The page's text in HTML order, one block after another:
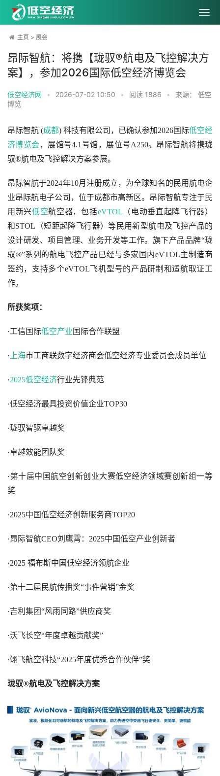
主页 > 展会
昂际智航：将携【珑驭®航电及飞控解决方
案】，参加2026国际低空经济博览会
低空经济网 • 2026-07-02 10:50 • 阅读 1886 •
来源： 低空
博览
昂际智航 (成都) 科技有限公司，已确认参加2026国际低空经
济博览会，展馆号4.1号馆，展位号A250。昂际智航将携珑
驭®航电及飞控解决方案参展。
昂际智航于2024年10月注册成立，为全球知名的民用航电企
业昂际航电子公司，位于成都市高新区。昂际智航专注于民
用新兴低空航空器，包括eVTOL （电动垂直起降飞行器）
和STOL（短距起降飞行器）等民用新型航电及飞控产品的
设计研发、项目管理、业务开发等工作。旗下产品品牌“珑
驭®”系列的航电飞控产品已经与多家国内eVTOL主制造商
签约，支持多个eVTOL飞机型号的产品研制和适航取证工
作。
所获奖项：
·工信国际低空产业 国际合作联盟
· 上海市工商联数字经济商会低空经济专业委员会成员单位
·2025低空经济行业先锋典范
·低空经济最具投资价值企业TOP30
·珑驭智驱卓越奖
·卓越效能团队奖
·第十届中国航空创新创业大赛低空经济领域赛创新组一等
奖
·2025中国低空经济创新服务商TOP20
·昂际智航CEO刘鹰霄：2025中国低空产业创新者
·2025 福布斯中国低空经济领航企业
·第十二届民航传播奖“事件营销”金奖
·吉利集团“风雨同路”供应商奖
·沃飞长空“年度卓越贡献奖”
·翊飞航空科技“2025年度优秀合作伙伴”奖
珑驭®航电及飞控解决方案